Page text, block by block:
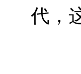
代，